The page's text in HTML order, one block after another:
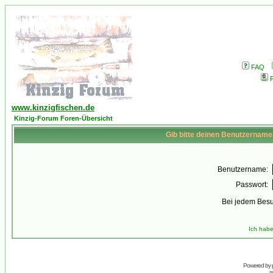
FAQ
www.kinzigfischen.de
Kinzig-Forum Foren-Übersicht
Gib bitte deinen
Benutzername:
Passwort:
Bei jedem
Ich
Powered by